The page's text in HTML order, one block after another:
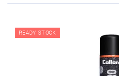
READY STOCK